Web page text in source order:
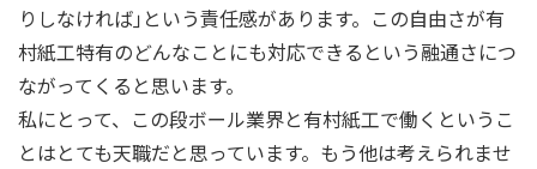
りしなければ｣という責任感があります。この自由さが有
村紙工特有のどんなことにも対応できるという融通さにつ
ながってくると思います。
私にとって、この段ボール業界と有村紙工で働くというこ
とはとても天職だと思っています。もう他は考えられませ